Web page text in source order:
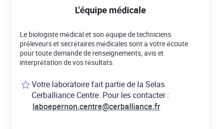
L'équipe médicale
Le biologiste médical et son équipe de techniciens
préleveurs et secrétaires médicales sont à votre écoute
pour toute demande de renseignements, avis et
interprétation de vos résultats.
Votre laboratoire fait partie de la Selas
Cerballiance Centre. Pour les contacter :
laboepernon.centre@cerballiance.fr